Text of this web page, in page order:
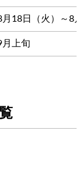
月18日（火）～8
月上旬